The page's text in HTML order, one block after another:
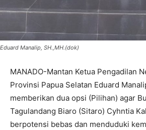
Eduard Manalip, SH.,MH.(dok)
MANADO-Mantan Ketua Pengadilan
Provinsi Papua Selatan Eduard
memberikan dua opsi (Pilihan) agar
Tagulandang Biaro (Sitaro) Cyhntia
berpotensi bebas dan menduduki